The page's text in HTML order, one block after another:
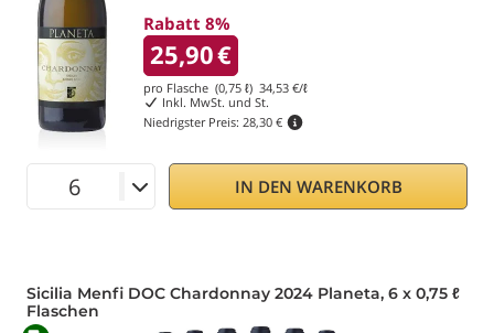
Rabatt 8%
25,90€
pro Flasche (0,75 ℓ) 34,53 €/ℓ
Inkl. MwSt. und St.
Niedrigster Preis: 28,30 €
IN DEN WARENKORB
Sicilia Menfi DOC Chardonnay 2024 Planeta, 6 x 0,75 ℓ
Flaschen